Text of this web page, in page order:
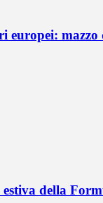
europei:
della